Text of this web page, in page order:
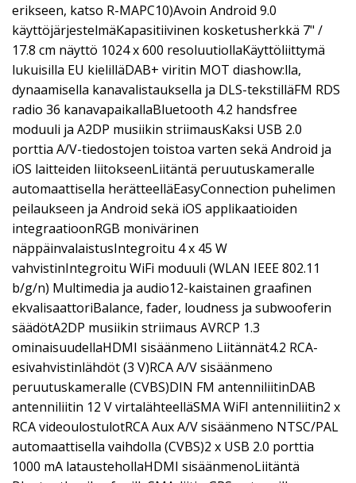
erikseen, katso R-MAPC10)Avoin Android 9.0
käyttöjärjestelmäKapasitiivinen kosketusherkkä 7" /
17.8 cm näyttö 1024 x 600 resoluutiollaKäyttöliittymä
lukuisilla EU kielilläDAB+ viritin MOT diashow:lla,
dynaamisella kanavalistauksella ja DLS-tekstilläFM RDS
radio 36 kanavapaikallaBluetooth 4.2 handsfree
moduuli ja A2DP musiikin striimausKaksi USB 2.0
porttia A/V-tiedostojen toistoa varten sekä Android ja
iOS laitteiden liitokseenLiitäntä peruutuskameralle
automaattisella herätteelläEasyConnection puhelimen
peilaukseen ja Android sekä iOS applikaatioiden
integraatioonRGB monivärinen
näppäinvalaistusIntegroitu 4 x 45 W
vahvistinIntegroitu WiFi moduuli (WLAN IEEE 802.11
b/g/n) Multimedia ja audio12-kaistainen graafinen
ekvalisaattoriBalance, fader, loudness ja subwooferin
säädötA2DP musiikin striimaus AVRCP 1.3
ominaisuudellaHDMI sisäänmeno Liitännät4.2 RCA-
esivahvistinlähdöt (3 V)RCA A/V sisäänmeno
peruutuskameralle (CVBS)DIN FM antenniliitinDAB
antenniliitin 12 V virtalähteelläSMA WiFI antenniliitin2 x
RCA videoulostulotRCA Aux A/V sisäänmeno NTSC/PAL
automaattisella vaihdolla (CVBS)2 x USB 2.0 porttia
1000 mA lataustehollaHDMI sisäänmenoLiitäntä